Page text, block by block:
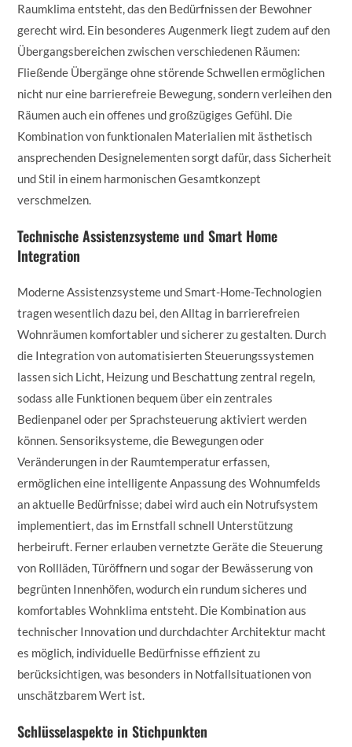
Raumklima entsteht, das den Bedürfnissen der Bewohner
gerecht wird. Ein besonderes Augenmerk liegt zudem auf den
Übergangsbereichen zwischen verschiedenen Räumen:
Fließende Übergänge ohne störende Schwellen ermöglichen
nicht nur eine barrierefreie Bewegung, sondern verleihen den
Räumen auch ein offenes und großzügiges Gefühl. Die
Kombination von funktionalen Materialien mit ästhetisch
ansprechenden Designelementen sorgt dafür, dass Sicherheit
und Stil in einem harmonischen Gesamtkonzept
verschmelzen.
Technische Assistenzsysteme und Smart Home
Integration
Moderne Assistenzsysteme und Smart-Home-Technologien
tragen wesentlich dazu bei, den Alltag in barrierefreien
Wohnräumen komfortabler und sicherer zu gestalten. Durch
die Integration von automatisierten Steuerungssystemen
lassen sich Licht, Heizung und Beschattung zentral regeln,
sodass alle Funktionen bequem über ein zentrales
Bedienpanel oder per Sprachsteuerung aktiviert werden
können. Sensoriksysteme, die Bewegungen oder
Veränderungen in der Raumtemperatur erfassen,
ermöglichen eine intelligente Anpassung des Wohnumfelds
an aktuelle Bedürfnisse; dabei wird auch ein Notrufsystem
implementiert, das im Ernstfall schnell Unterstützung
herbeiruft. Ferner erlauben vernetzte Geräte die Steuerung
von Rollläden, Türöffnern und sogar der Bewässerung von
begrünten Innenhöfen, wodurch ein rundum sicheres und
komfortables Wohnklima entsteht. Die Kombination aus
technischer Innovation und durchdachter Architektur macht
es möglich, individuelle Bedürfnisse effizient zu
berücksichtigen, was besonders in Notfallsituationen von
unschätzbarem Wert ist.
Schlüsselaspekte in Stichpunkten